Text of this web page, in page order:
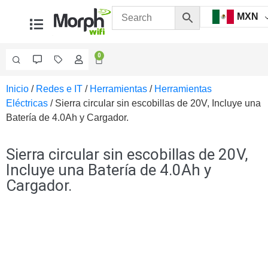
MXN
0
Videovigilancia
Accesorios
Generales
Ethernet y
FibraAccesorios
para
Computadora
Inicio / Redes e IT / Herramientas / Herramientas
Eléctricas / Sierra circular sin escobillas de 20V, Incluye una
Batería de 4.0Ah y Cargador.
Sierra circular sin escobillas de 20V,
Incluye una Batería de 4.0Ah y
Cargador.